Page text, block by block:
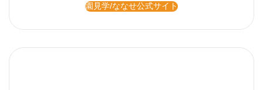
園見学/ななせ公式サイト